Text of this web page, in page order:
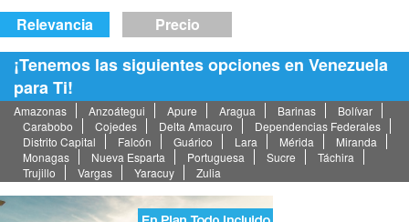
Relevancia Precio
¡Tenemos las siguientes opciones en Venezuela
para Ti!
Amazonas Anzoátegui Apure Aragua Barinas
Bolívar
Carabobo
Cojedes Delta Amacuro
Dependencias Federales
Distrito Capital
Falcón Guárico Lara Mérida
Miranda
Monagas
Nueva Esparta Portuguesa Sucre
Táchira
Trujillo
Vargas Yaracuy Zulia